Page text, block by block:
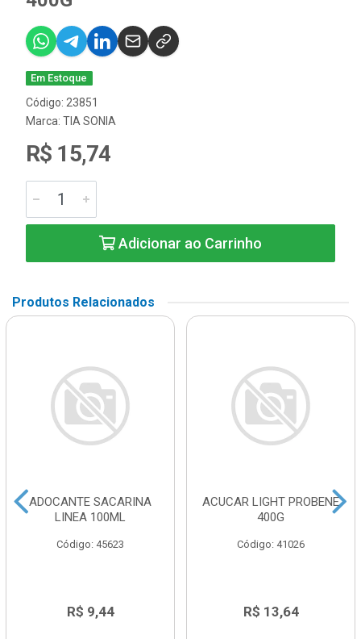
Em Estoque
Código: 23851
Marca: TIA SONIA
R$ 15,74
Adicionar ao Carrinho
Produtos Relacionados
ADOCANTE SACARINA
LINEA 100ML
Código: 45623
R$ 9,44
ACUCAR LIGHT PROBENE
400G
Código: 41026
R$ 13,64